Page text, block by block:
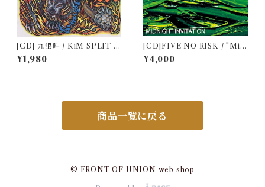
[CD] 九狼吽 / KiM SPLIT A
LBUM "Fighting our upset
s"
¥1,980
[CD]FIVE NO RISK / "Mid
night invitation"+"クラヤミ
ノメダマ" セット
¥4,000
商品一覧に戻る
© FRONT OF UNION web shop